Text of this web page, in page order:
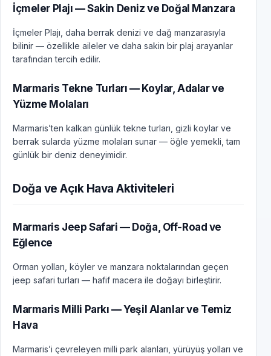
İçmeler Plajı — Sakin Deniz ve Doğal Manzara
İçmeler Plajı, daha berrak denizi ve dağ manzarasıyla
bilinir — özellikle aileler ve daha sakin bir plaj arayanlar
tarafından tercih edilir.
Marmaris Tekne Turları — Koylar, Adalar ve
Yüzme Molaları
Marmaris’ten kalkan günlük tekne turları, gizli koylar ve
berrak sularda yüzme molaları sunar — öğle yemekli, tam
günlük bir deniz deneyimidir.
Doğa ve Açık Hava Aktiviteleri
Marmaris Jeep Safari — Doğa, Off-Road ve
Eğlence
Orman yolları, köyler ve manzara noktalarından geçen
jeep safari turları — hafif macera ile doğayı birleştirir.
Marmaris Milli Parkı — Yeşil Alanlar ve Temiz
Hava
Marmaris’i çevreleyen milli park alanları, yürüyüş yolları ve